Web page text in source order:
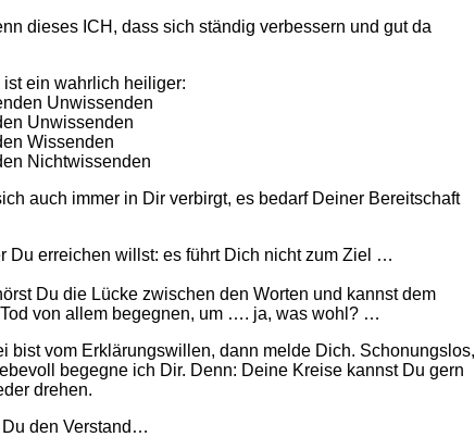
dieses ICH, dass sich ständig verbessern und gut da
ist ein wahrlich heiliger:
Unwissenden
Unwissenden
Wissenden
Nichtwissenden
auch immer in Dir verbirgt, es bedarf Deiner Bereitschaft
Du erreichen willst: es führt Dich nicht zum Ziel …
Du die Lücke zwischen den Worten und kannst dem
von allem begegnen, um …. ja, was wohl? …
bist vom Erklärungswillen, dann melde Dich. Schonungslos,
begegne ich Dir. Denn: Deine Kreise kannst Du gern
drehen.
Du den Verstand…